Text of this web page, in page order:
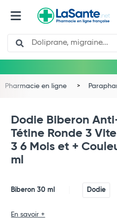
Search
Pharmacie en ligne
Dodie Biberon
Tétine Ronde 3
3 6 Mois et +
ml
Biberon 30 ml Dodie
En savoir +